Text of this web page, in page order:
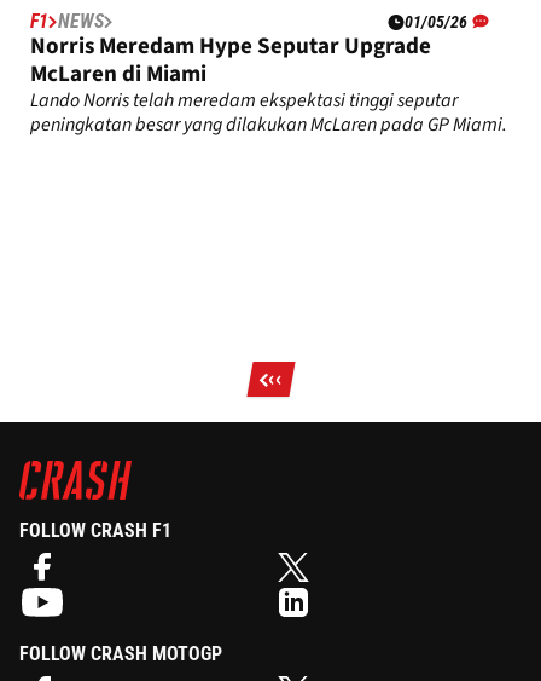
F1 NEWS 01/05/26
Norris Meredam Hype Seputar Upgrade
McLaren di Miami
Lando Norris telah meredam ekspektasi tinggi seputar
peningkatan besar yang dilakukan McLaren pada GP Miami.
Previous
page
‹‹
FOLLOW CRASH F1
FOLLOW CRASH MOTOGP